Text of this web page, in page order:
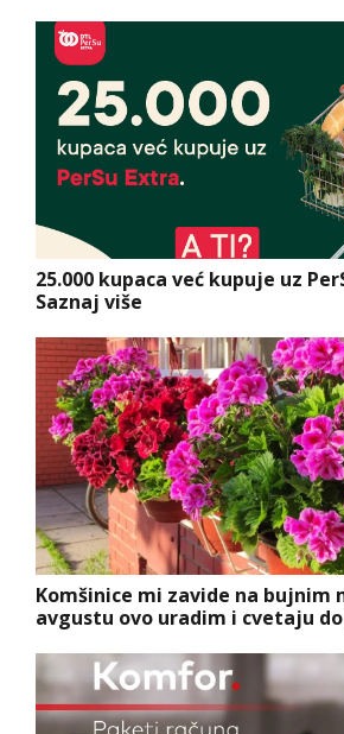
25.000 kupaca već kupuje uz
Saznaj više
Komšinice mi zavide na bujnim
avgustu ovo uradim i cvetaju